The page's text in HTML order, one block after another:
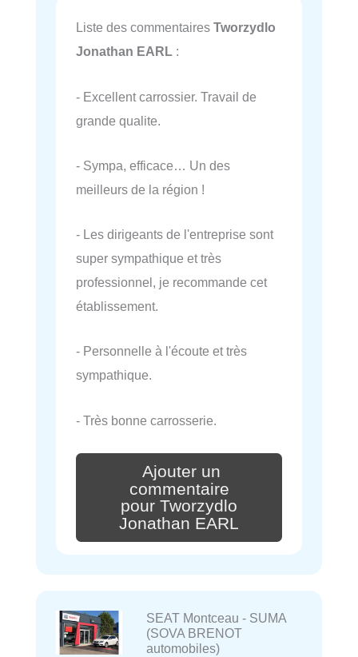
Liste des commentaires Tworzydlo
Jonathan EARL :
- Excellent carrossier. Travail de
grande qualite.
- Sympa, efficace… Un des
meilleurs de la région !
- Les dirigeants de l'entreprise sont
super sympathique et très
professionnel, je recommande cet
établissement.
- Personnelle à l'écoute et très
sympathique.
- Très bonne carrosserie.
Ajouter un
commentaire
pour Tworzydlo
Jonathan EARL
SEAT Montceau - SUMA
(SOVA BRENOT
automobiles)